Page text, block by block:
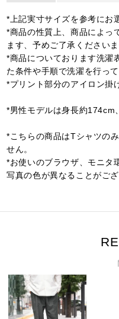
*上記実寸サイズを参考にお
*商品の性質上、商品によっ
ます、予めご了承くださいま
*商品についております洗濯
た条件や手順で洗濯を行って
*プリント部分のアイロン掛
*男性モデルは身長約174cm
*こちらの商品はTシャツの
せん。
*お使いのブラウザ、モニタ
写真の色が異なることがご